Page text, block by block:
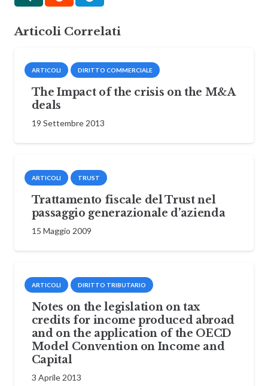
Articoli Correlati
ARTICOLI DIRITTO COMMERCIALE
The Impact of the crisis on the M&A
deals
19 Settembre 2013
ARTICOLI TRUST
Trattamento fiscale del Trust nel
passaggio generazionale d’azienda
15 Maggio 2009
ARTICOLI DIRITTO TRIBUTARIO
Notes on the legislation on tax
credits for income produced abroad
and on the application of the OECD
Model Convention on Income and
Capital
3 Aprile 2013